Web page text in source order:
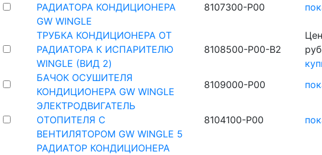
РАДИАТОРА КОНДИЦИОНЕРА
GW WINGLE
8107300-P00
ТРУБКА КОНДИЦИОНЕРА ОТ
РАДИАТОРА К ИСПАРИТЕЛЮ
WINGLE (ВИД 2)
8108500-P00-B2
БАЧОК ОСУШИТЕЛЯ
КОНДИЦИОНЕРА GW WINGLE
8109000-P00
ЭЛЕКТРОДВИГАТЕЛЬ
ОТОПИТЕЛЯ С
ВЕНТИЛЯТОРОМ GW WINGLE 5
8104100-P00
РАДИАТОР КОНДИЦИОНЕРА